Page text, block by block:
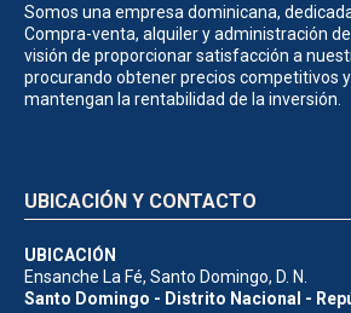
Somos una empresa dominicana,
Compra-venta, alquiler y administración
visión de proporcionar satisfacción a
procurando obtener precios competitivos
mantengan la rentabilidad de la inversión.
UBICACIÓN Y CONTACTO
UBICACIÓN
Ensanche La Fé, Santo Domingo, D. N.
Santo Domingo - Distrito Nacional -